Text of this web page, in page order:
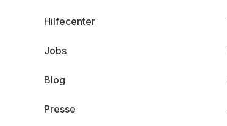
Hilfecenter
Jobs
Blog
Presse